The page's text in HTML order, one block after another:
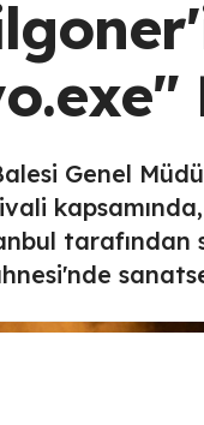
Genel
tarafından